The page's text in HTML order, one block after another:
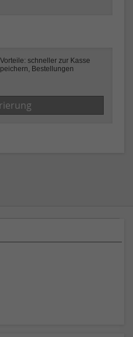
schneller zur Kasse
Bestellungen